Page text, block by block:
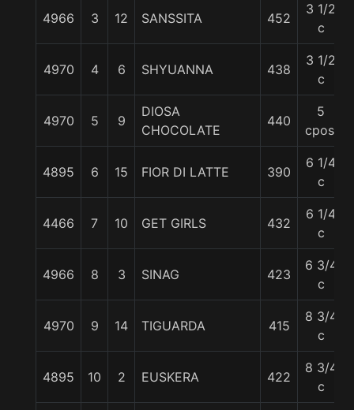
4966 3 12 SANSSITA 452
3 1/2
c
4970 4 6 SHYUANNA 438
3 1/2
c
4970 5 9
DIOSA
CHOCOLATE
440
5
cpos.
4895 6 15 FIOR DI LATTE 390
6 1/4
c
4466 7 10 GET GIRLS 432
6 1/4
c
4966 8 3 SINAG 423
6 3/4
c
4970 9 14 TIGUARDA 415
8 3/4
c
4895 10 2 EUSKERA 422
8 3/4
c